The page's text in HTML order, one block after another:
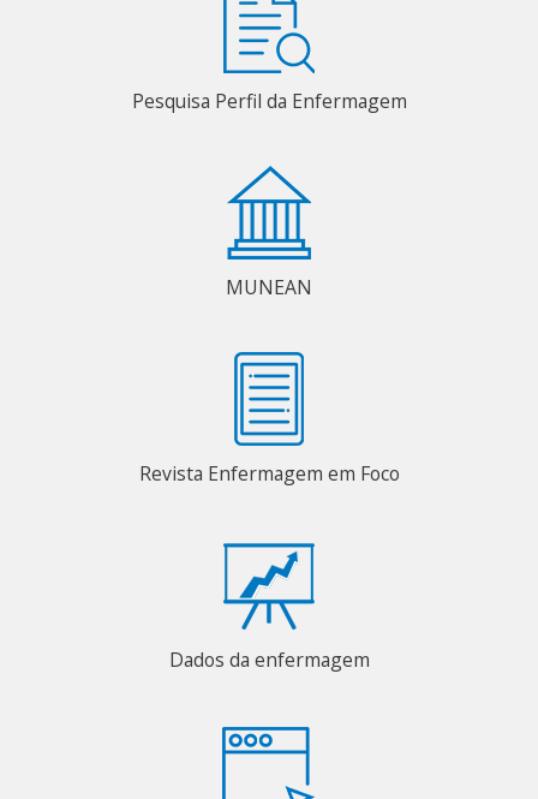
Pesquisa Perfil da Enfermagem
MUNEAN
Revista Enfermagem em Foco
Dados da enfermagem